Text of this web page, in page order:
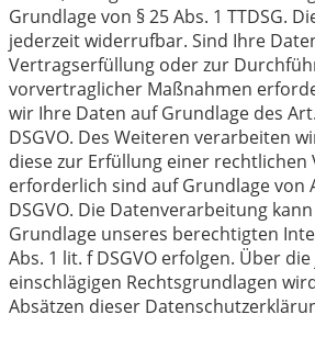
Grundlage von § 25 Abs. 1 TTDSG.
jederzeit widerrufbar. Sind Ihre
Vertragserfüllung oder zur
vorvertraglicher Maßnahmen
wir Ihre Daten auf Grundlage des
DSGVO. Des Weiteren verarbeiten
diese zur Erfüllung einer
erforderlich sind auf Grundlage von
DSGVO. Die Datenverarbeitung
Grundlage unseres berechtigten
Abs. 1 lit. f DSGVO erfolgen. Über
einschlägigen Rechtsgrundlagen
Absätzen dieser